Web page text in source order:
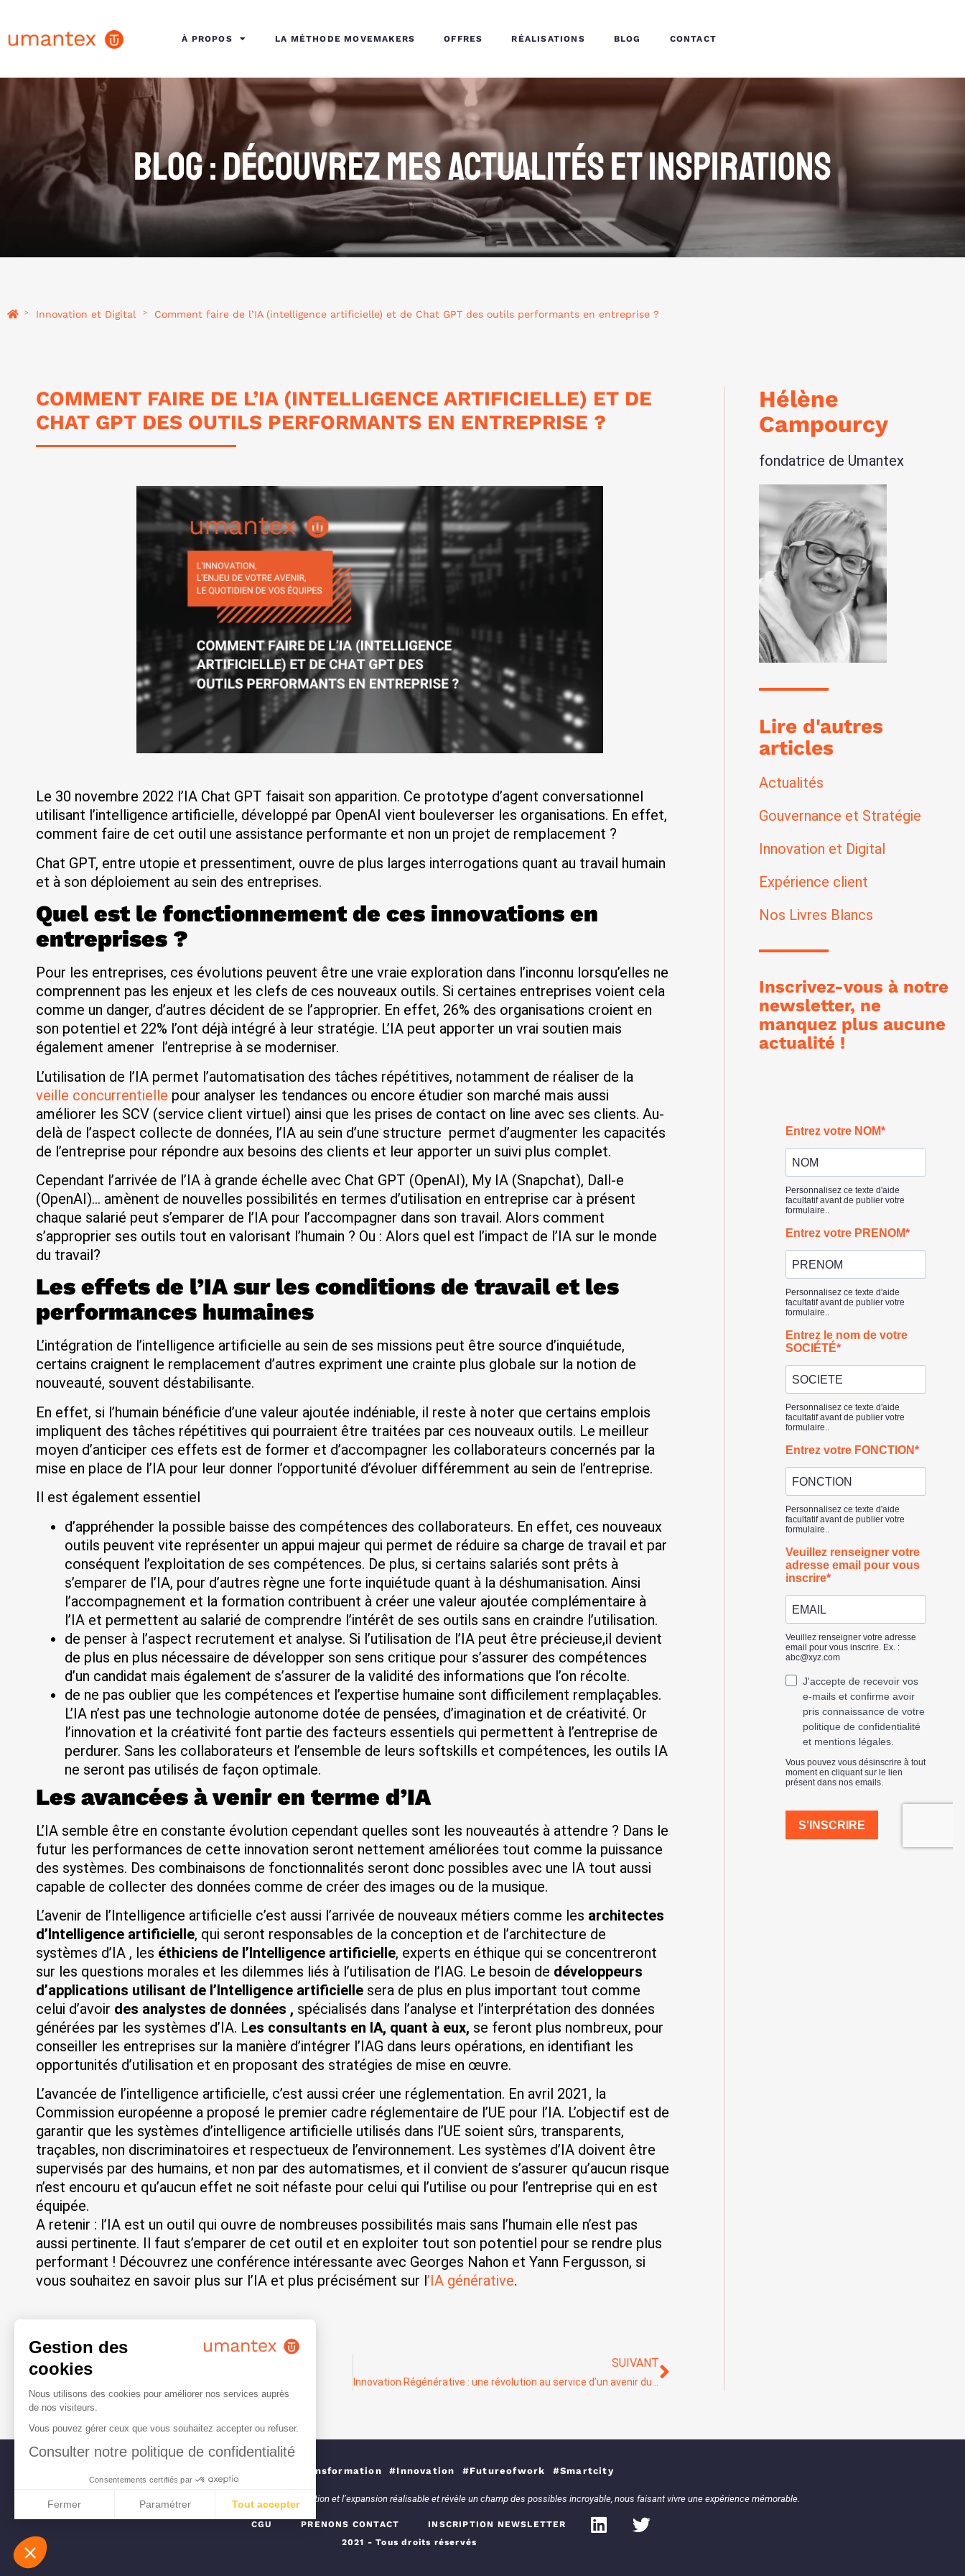
À PROPOS LA MÉTHODE MOVEMAKERS OFFRES RÉALISATIONS BLOG CONTACT
BLOG : DÉCOUVREZ MES ACTUALITÉS ET INSPIRATIONS
> Innovation et Digital > Comment faire de l’IA (intelligence artificielle) et de Chat GPT des outils performants en entreprise ?
COMMENT FAIRE DE L’IA (INTELLIGENCE ARTIFICIELLE) ET DE
CHAT GPT DES OUTILS PERFORMANTS EN ENTREPRISE ?
Le 30 novembre 2022 l’IA Chat GPT faisait son apparition. Ce prototype d’agent conversationnel
utilisant l’intelligence artificielle, développé par OpenAI vient bouleverser les organisations. En effet,
comment faire de cet outil une assistance performante et non un projet de remplacement ?
Chat GPT, entre utopie et pressentiment, ouvre de plus larges interrogations quant au travail humain
et à son déploiement au sein des entreprises.
Quel est le fonctionnement de ces innovations en
entreprises ?
Pour les entreprises, ces évolutions peuvent être une vraie exploration dans l’inconnu lorsqu’elles ne
comprennent pas les enjeux et les clefs de ces nouveaux outils. Si certaines entreprises voient cela
comme un danger, d’autres décident de se l’approprier. En effet, 26% des organisations croient en
son potentiel et 22% l’ont déjà intégré à leur stratégie. L’IA peut apporter un vrai soutien mais
également amener l’entreprise à se moderniser.
L’utilisation de l’IA permet l’automatisation des tâches répétitives, notamment de réaliser de la
veille concurrentielle pour analyser les tendances ou encore étudier son marché mais aussi
améliorer les SCV (service client virtuel) ainsi que les prises de contact on line avec ses clients. Au-
delà de l’aspect collecte de données, l’IA au sein d’une structure permet d’augmenter les capacités
de l’entreprise pour répondre aux besoins des clients et leur apporter un suivi plus complet.
Cependant l’arrivée de l’IA à grande échelle avec Chat GPT (OpenAI), My IA (Snapchat), Dall-e
(OpenAI)… amènent de nouvelles possibilités en termes d’utilisation en entreprise car à présent
chaque salarié peut s’emparer de l’IA pour l’accompagner dans son travail. Alors comment
s’approprier ses outils tout en valorisant l’humain ? Ou : Alors quel est l’impact de l’IA sur le monde
du travail?
Les effets de l’IA sur les conditions de travail et les
performances humaines
L’intégration de l’intelligence artificielle au sein de ses missions peut être source d’inquiétude,
certains craignent le remplacement d’autres expriment une crainte plus globale sur la notion de
nouveauté, souvent déstabilisante.
En effet, si l’humain bénéficie d’une valeur ajoutée indéniable, il reste à noter que certains emplois
impliquent des tâches répétitives qui pourraient être traitées par ces nouveaux outils. Le meilleur
moyen d’anticiper ces effets est de former et d’accompagner les collaborateurs concernés par la
mise en place de l’IA pour leur donner l’opportunité d’évoluer différemment au sein de l’entreprise.
Il est également essentiel
d’appréhender la possible baisse des compétences des collaborateurs. En effet, ces nouveaux
outils peuvent vite représenter un appui majeur qui permet de réduire sa charge de travail et par
conséquent l’exploitation de ses compétences. De plus, si certains salariés sont prêts à
s’emparer de l’IA, pour d’autres règne une forte inquiétude quant à la déshumanisation. Ainsi
l’accompagnement et la formation contribuent à créer une valeur ajoutée complémentaire à
l’IA et permettent au salarié de comprendre l’intérêt de ses outils sans en craindre l’utilisation.
de penser à l’aspect recrutement et analyse. Si l’utilisation de l’IA peut être précieuse,il devient
de plus en plus nécessaire de développer son sens critique pour s’assurer des compétences
d’un candidat mais également de s’assurer de la validité des informations que l’on récolte.
de ne pas oublier que les compétences et l’expertise humaine sont difficilement remplaçables.
L’IA n’est pas une technologie autonome dotée de pensées, d’imagination et de créativité. Or
l’innovation et la créativité font partie des facteurs essentiels qui permettent à l’entreprise de
perdurer. Sans les collaborateurs et l’ensemble de leurs softskills et compétences, les outils IA
ne seront pas utilisés de façon optimale.
Les avancées à venir en terme d’IA
L’IA semble être en constante évolution cependant quelles sont les nouveautés à attendre ? Dans le
futur les performances de cette innovation seront nettement améliorées tout comme la puissance
des systèmes. Des combinaisons de fonctionnalités seront donc possibles avec une IA tout aussi
capable de collecter des données comme de créer des images ou de la musique.
L’avenir de l’Intelligence artificielle c’est aussi l’arrivée de nouveaux métiers comme les architectes
d’Intelligence artificielle, qui seront responsables de la conception et de l’architecture de
systèmes d’IA , les éthiciens de l’Intelligence artificielle, experts en éthique qui se concentreront
sur les questions morales et les dilemmes liés à l’utilisation de l’IAG. Le besoin de développeurs
d’applications utilisant de l’Intelligence artificielle sera de plus en plus important tout comme
celui d’avoir des analystes de données , spécialisés dans l’analyse et l’interprétation des données
générées par les systèmes d’IA. Les consultants en IA, quant à eux, se feront plus nombreux, pour
conseiller les entreprises sur la manière d’intégrer l’IAG dans leurs opérations, en identifiant les
opportunités d’utilisation et en proposant des stratégies de mise en œuvre.
L’avancée de l’intelligence artificielle, c’est aussi créer une réglementation. En avril 2021, la
Commission européenne a proposé le premier cadre réglementaire de l’UE pour l’IA. L’objectif est de
garantir que les systèmes d’intelligence artificielle utilisés dans l’UE soient sûrs, transparents,
traçables, non discriminatoires et respectueux de l’environnement. Les systèmes d’IA doivent être
supervisés par des humains, et non par des automatismes, et il convient de s’assurer qu’aucun risque
n’est encouru et qu’aucun effet ne soit néfaste pour celui qui l’utilise ou pour l’entreprise qui en est
équipée.
A retenir : l’IA est un outil qui ouvre de nombreuses possibilités mais sans l’humain elle n’est pas
aussi pertinente. Il faut s’emparer de cet outil et en exploiter tout son potentiel pour se rendre plus
performant ! Découvrez une conférence intéressante avec Georges Nahon et Yann Fergusson, si
vous souhaitez en savoir plus sur l’IA et plus précisément sur l’IA générative.
PRÉCÉDENT SUIVANT
Hélène
Campourcy
fondatrice de Umantex
Lire d'autres
articles
Actualités
Gouvernance et Stratégie
Innovation et Digital
Expérience client
Nos Livres Blancs
Inscrivez-vous à notre
newsletter, ne
manquez plus aucune
actualité !
#Gouvernance #Transformation #Innovation #Futureofwork #Smartcity
L’humain, en s’appropriant la technologie, rend l’exploration, l’expérimentation et l’expansion réalisable et révèle un champ des possibles incroyable, nous faisant vivre une expérience mémorable.
CGU PRENONS CONTACT
INSCRIPTION NEWSLETTER
2021 - Tous droits réservés
Gestion des
cookies
Nous utilisons des cookies pour améliorer nos services auprès
de nos visiteurs.
Vous pouvez gérer ceux que vous souhaitez accepter ou refuser.
Consulter notre politique de confidentialité
Consentements certifiés par
Fermer Paramétrer Tout accepter
Plateforme de Gestion du Consentement : Personnalisez vos Options
Notre plateforme vous permet d'adapter et de gérer vos paramètres de confidentialité, en garantissant la conformité avec les réglementations.